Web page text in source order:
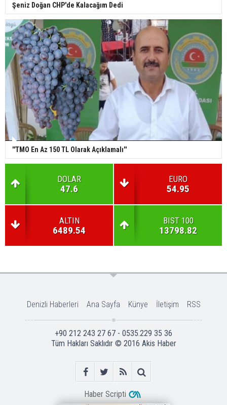
Şeniz Doğan CHP'de Kalacağım Dedi
''TMO En Az 150 TL Olarak Açıklamalı''
DOLAR
47.6
EURO
54.95
ALTIN
6489.54
BIST 100
13798.82
Denizli Haberleri Ana Sayfa Künye İletişim RSS
+90 212 243 27 67 - 0535.229 35 36
Tüm Hakları Saklıdır © 2016 Akis Haber
Haber Scripti